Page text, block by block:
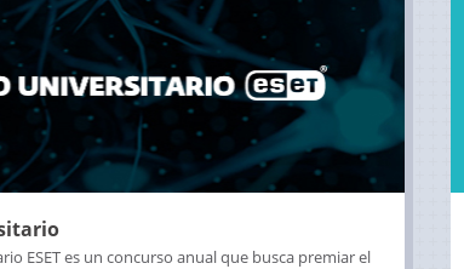
ESET es un concurso anual que busca premiar el